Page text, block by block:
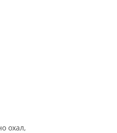
охал,